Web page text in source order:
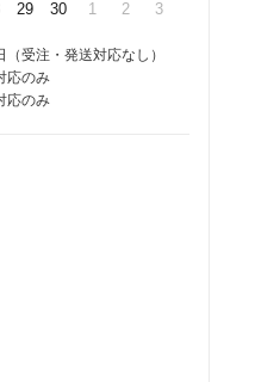
29 30 1 2 3
（受注・発送対応なし）
応のみ
応のみ